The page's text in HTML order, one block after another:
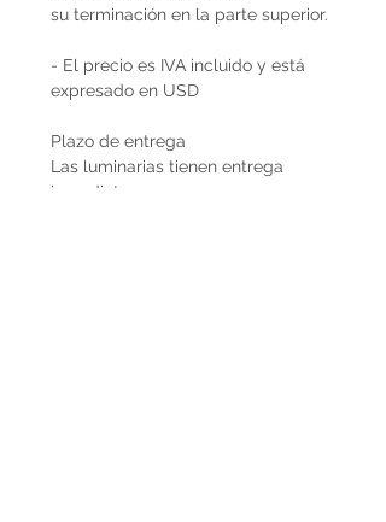
su terminación en la parte superior.
- El precio es IVA incluido y está
expresado en USD
Plazo de entrega
Las luminarias tienen entrega
inmediata.